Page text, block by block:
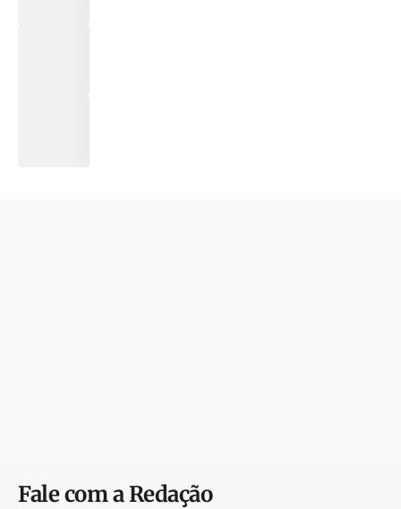
Fale com a Redação